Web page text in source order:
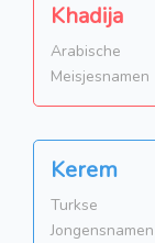
Khadija
Arabische
Meisjesnamen
Kerem
Turkse
Jongensnamen